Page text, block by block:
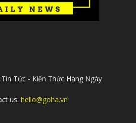
Tức - Kiến Thức Hàng Ngày
us: hello@goha.vn